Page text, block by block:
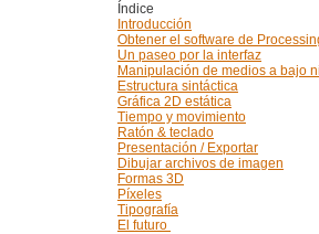
Índice
Introducción
Obtener el software de
Un paseo por la interfaz
Manipulación de medios a bajo
Estructura sintáctica
Gráfica 2D estática
Tiempo y movimiento
Ratón & teclado
Presentación / Exportar
Dibujar archivos de imagen
Formas 3D
Píxeles
Tipografía
El futuro